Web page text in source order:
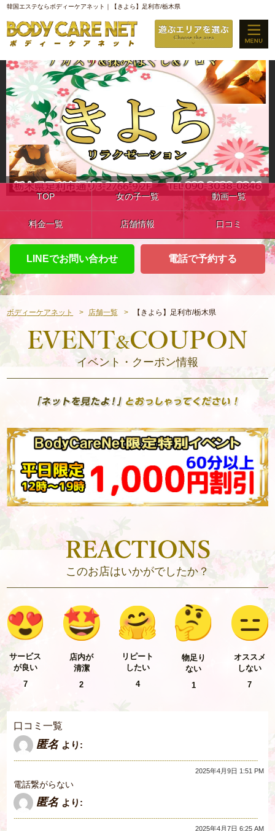
韓国エステならボディーケアネット｜【きよら】足利市/栃木県
TOP 女の子一覧 動画一覧
料金一覧 店舗情報 口コミ
LINEでお問い合わせ 電話で予約する
ボディーケアネット 店舗一覧 【きよら】足利市/栃木県
イベント・クーポン情報
このお店はいかがでしたか？
サービス
が良い
7
店内が
清潔
2
リピート
したい
4
物足り
ない
1
オススメ
しない
7
口コミ一覧
匿名 より:
2025年4月9日 1:51 PM
電話繋がらない
匿名 より:
2025年4月7日 6:25 AM